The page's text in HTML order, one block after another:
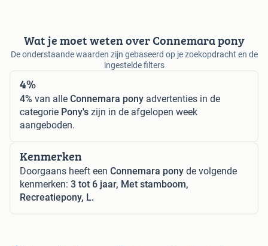
Wat je moet weten over Connemara pony
De onderstaande waarden zijn gebaseerd op je zoekopdracht en de
ingestelde filters
4%
4% van alle Connemara pony advertenties in de
categorie Pony's zijn in de afgelopen week
aangeboden.
Kenmerken
Doorgaans heeft een Connemara pony de volgende
kenmerken: 3 tot 6 jaar, Met stamboom,
Recreatiepony, L.